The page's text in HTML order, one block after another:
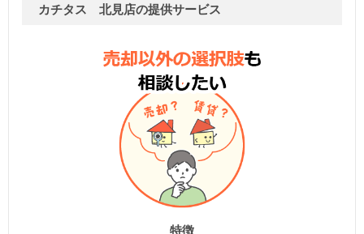
カチタス 北見店の提供サービス
特徴